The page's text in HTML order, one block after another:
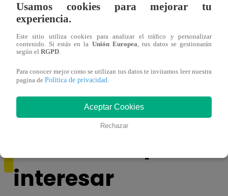
Asesinan a comerciante ferretero dentro de
galería en San Juan de Lurigancho
interesar
Usamos cookies para mejorar tu
experiencia.
Este sitio utiliza cookies para analizar el tráfico y personalizar
contenido. Si estás en la Unión Europea, tus datos se gestionarán
según el RGPD.
Para conocer mejor como se utilizan tus datos te invitamos leer nuestra
pagina de Política de privacidad.
Aceptar Cookies
Rechazar